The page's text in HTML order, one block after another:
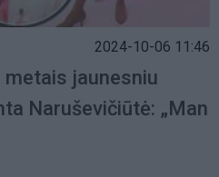
2024-10-06 11:46
jaunesniu
Naruševičiūtė: „Man